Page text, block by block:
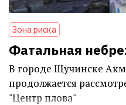
Зона риска
Фатальная
В городе Щучинске
продолжается
"Центр плова"